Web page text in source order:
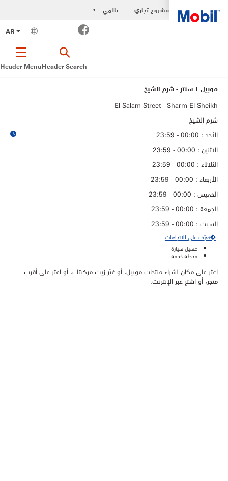
مشروع تجاري •
عالمي
AR
Facebook
Header-MenuHeader-Search
موبيل ١ سنتر - شرم الشيخ
El Salam Street - Sharm El Sheikh
شرم الشيخ
الأحد : 00:00 - 23:59
الاثنين : 00:00 - 23:59
الثلاثاء : 00:00 - 23:59
الأربعاء : 00:00 - 23:59
الخميس : 00:00 - 23:59
الجمعة : 00:00 - 23:59
السبت : 00:00 - 23:59
تعرّف على الاتجاهات
غسيل سيارة
محطة خدمة
اعثر على مكان لشراء منتجات موبيل، أو غيّر زيت مركبتك، أو اعثر على أقرب
متجر، أو اشترِ عبر الإنترنت.